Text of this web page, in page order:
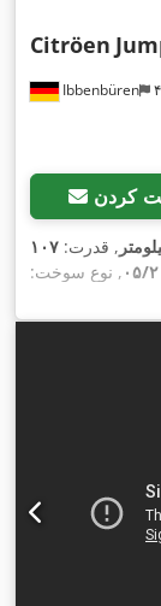
Ibbenbüren
Citröen
کردن
, قدرت: ۱۰۷
, نوع سوخت:
اِی‌بی‌اِس‎, تهویه مطبوع, لاستیک‌های